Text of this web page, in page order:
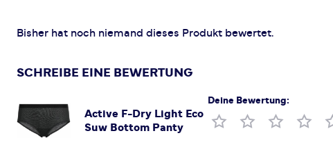
Bisher hat noch niemand dieses Produkt bewertet.
SCHREIBE EINE BEWERTUNG
Active F-Dry Light Eco
Suw Bottom Panty
Deine Bewertung:
Produktbewertung